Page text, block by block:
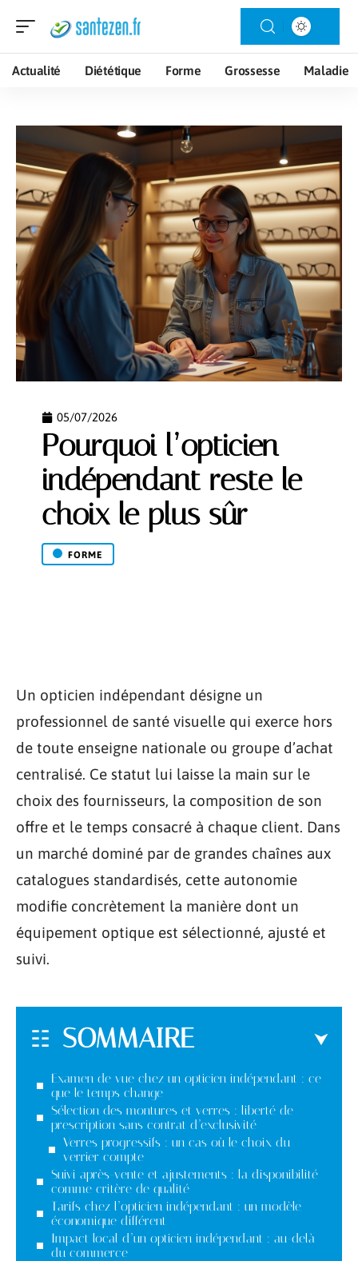
Actualité Diététique Forme Grossesse Maladie
05/07/2026
Pourquoi l’opticien
indépendant reste le
choix le plus sûr
FORME
Un opticien indépendant désigne un
professionnel de santé visuelle qui exerce hors
de toute enseigne nationale ou groupe d’achat
centralisé. Ce statut lui laisse la main sur le
choix des fournisseurs, la composition de son
offre et le temps consacré à chaque client. Dans
un marché dominé par de grandes chaînes aux
catalogues standardisés, cette autonomie
modifie concrètement la manière dont un
équipement optique est sélectionné, ajusté et
suivi.
SOMMAIRE
Examen de vue chez un opticien indépendant : ce
que le temps change
Sélection des montures et verres : liberté de
prescription sans contrat d’exclusivité
Verres progressifs : un cas où le choix du
verrier compte
Suivi après-vente et ajustements : la disponibilité
comme critère de qualité
Tarifs chez l’opticien indépendant : un modèle
économique différent
Impact local d’un opticien indépendant : au-delà
du commerce